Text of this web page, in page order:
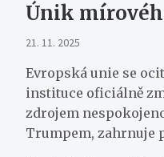
Únik
21. 11. 2025
Evropská unie se
instituce oficiálně
zdrojem
Trumpem, zahrnuje